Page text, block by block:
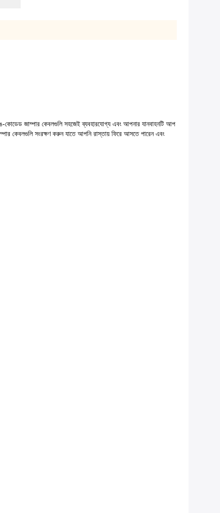
জাম্পার কেবলগুলি সহজেই ব্যবহারযোগ্য এবং আপনার যানবাহনটি আপ
কেবলগুলি সংরক্ষণ করুন যাতে আপনি রাস্তায় ফিরে আসতে পারেন এবং